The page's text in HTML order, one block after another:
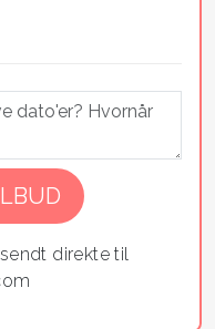
direkte til